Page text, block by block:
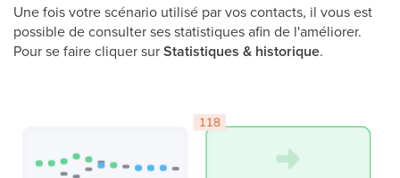
Une fois votre scénario utilisé par vos contacts, il vous est
possible de consulter ses statistiques afin de l'améliorer.
Pour se faire cliquer surStatistiques & historique.